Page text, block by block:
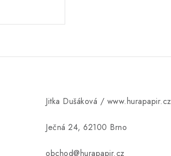
Jitka Dušáková / www.hurapapir.cz
Ječná 24, 62100 Brno
obchod@hurapapir.cz